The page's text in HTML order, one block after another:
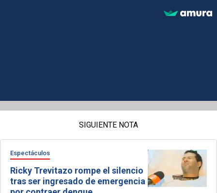
SIGUIENTE NOTA
Espectáculos
Ricky Trevitazo rompe el silencio
tras ser ingresado de emergencia